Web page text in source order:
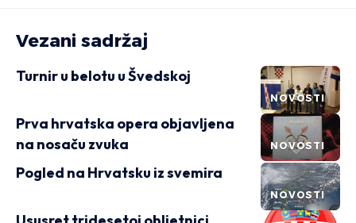
Vezani sadržaj
NOVOSTI
Turnir u belotu u Švedskoj
NOVOSTI
Prva hrvatska opera objavljena
na nosaču zvuka
NOVOSTI
Pogled na Hrvatsku iz svemira